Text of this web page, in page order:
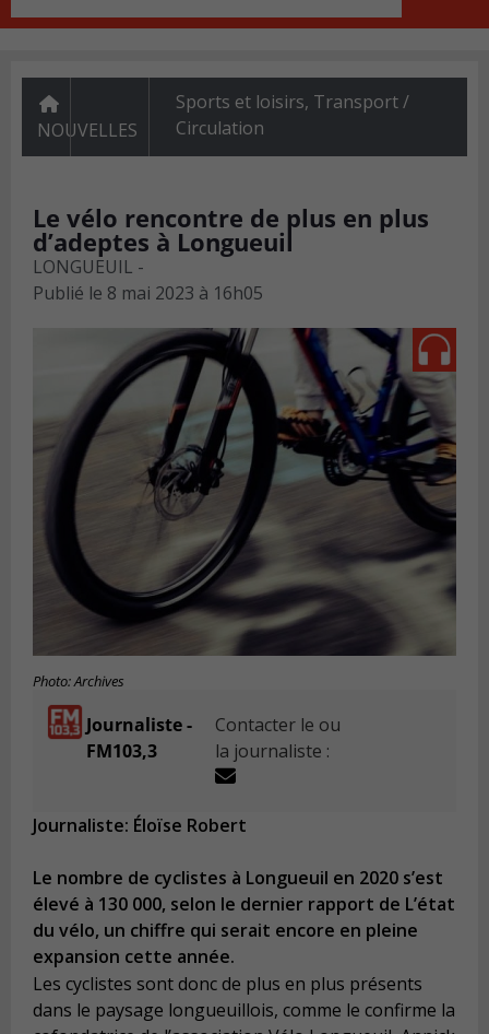
NOUVELLES
Sports et loisirs, Transport /
Circulation
Le vélo rencontre de plus en plus
d’adeptes à Longueuil
LONGUEUIL -
Publié le 8 mai 2023 à 16h05
Photo: Archives
Journaliste -
FM103,3
Contacter le ou
la journaliste :
Journaliste: Éloïse Robert
Le nombre de cyclistes à Longueuil en 2020 s’est
élevé à 130 000, selon le dernier rapport de L’état
du vélo, un chiffre qui serait encore en pleine
expansion cette année.
Les cyclistes sont donc de plus en plus présents
dans le paysage longueuillois, comme le confirme la